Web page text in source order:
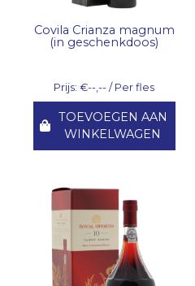
Covila Crianza magnum
(in geschenkdoos)
Prijs: €--,-- / Per fles
TOEVOEGEN AAN
WINKELWAGEN